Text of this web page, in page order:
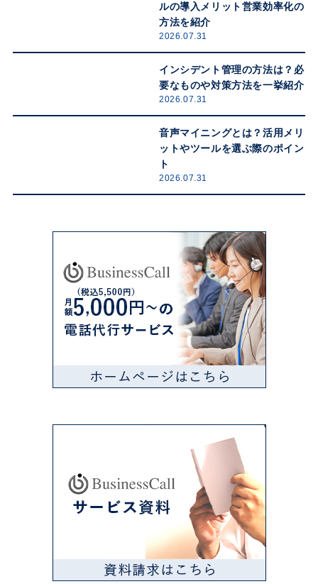
ルの導入メリット営業効率化の
方法を紹介
2026.07.31
インシデント管理の方法は？必
要なものや対策方法を一挙紹介
2026.07.31
音声マイニングとは？活用メリ
ットやツールを選ぶ際のポイン
ト
2026.07.31